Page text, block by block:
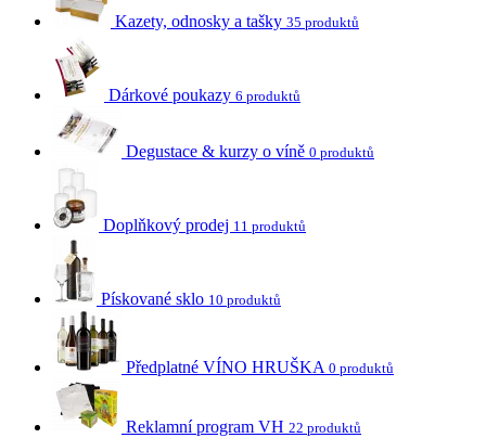
Kazety, odnosky a tašky 35 produktů
Dárkové poukazy 6 produktů
Degustace & kurzy o víně 0 produktů
Doplňkový prodej 11 produktů
Pískované sklo 10 produktů
Předplatné VÍNO HRUŠKA 0 produktů
Reklamní program VH 22 produktů